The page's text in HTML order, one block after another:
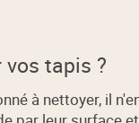
tapis ?
à nettoyer, il